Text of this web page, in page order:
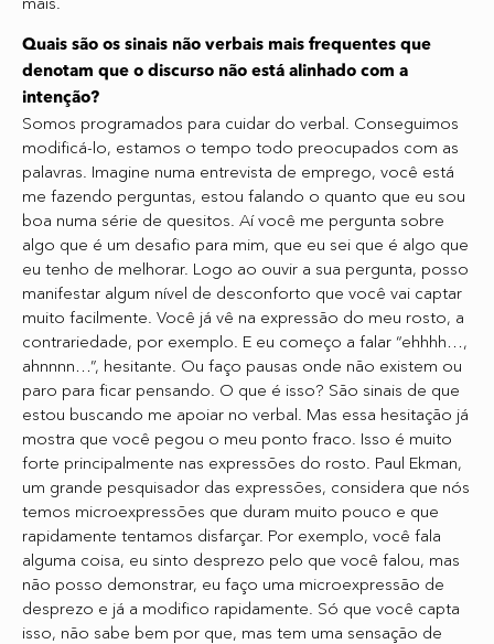
Quais são os sinais não verbais mais frequentes que
denotam que o discurso não está alinhado com a
intenção?
Somos programados para cuidar do verbal. Conseguimos
modificá-lo, estamos o tempo todo preocupados com as
palavras. Imagine numa entrevista de emprego, você está
me fazendo perguntas, estou falando o quanto que eu sou
boa numa série de quesitos. Aí você me pergunta sobre
algo que é um desafio para mim, que eu sei que é algo que
eu tenho de melhorar. Logo ao ouvir a sua pergunta, posso
manifestar algum nível de desconforto que você vai captar
muito facilmente. Você já vê na expressão do meu rosto, a
contrariedade, por exemplo. E eu começo a falar “ehhhh…,
ahnnnn…”, hesitante. Ou faço pausas onde não existem ou
paro para ficar pensando. O que é isso? São sinais de que
estou buscando me apoiar no verbal. Mas essa hesitação já
mostra que você pegou o meu ponto fraco. Isso é muito
forte principalmente nas expressões do rosto. Paul Ekman,
um grande pesquisador das expressões, considera que nós
temos microexpressões que duram muito pouco e que
rapidamente tentamos disfarçar. Por exemplo, você fala
alguma coisa, eu sinto desprezo pelo que você falou, mas
não posso demonstrar, eu faço uma microexpressão de
desprezo e já a modifico rapidamente. Só que você capta
isso, não sabe bem por que, mas tem uma sensação de